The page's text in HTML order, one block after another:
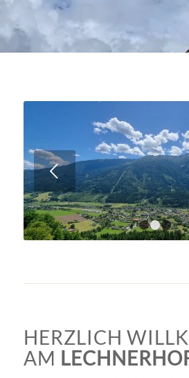
Weiter
HERZLICH
AM